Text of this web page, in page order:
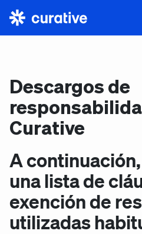
Descargos de
Curative
A
una lista de
exención de
utilizadas